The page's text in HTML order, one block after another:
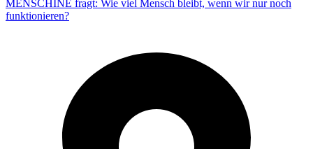
MENSCHINE fragt: Wie viel Mensch bleibt, wenn wir nur noch
funktionieren?